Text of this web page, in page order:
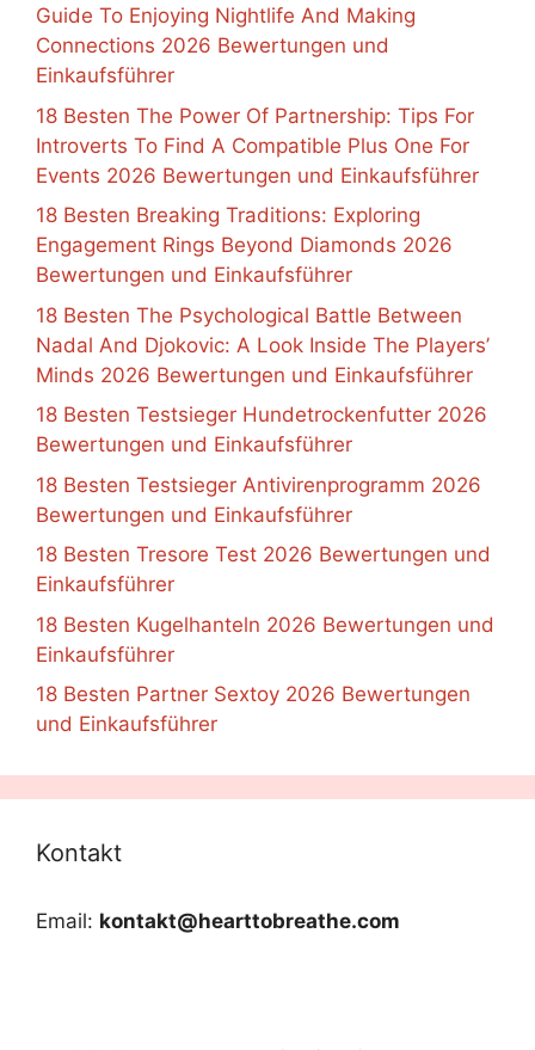
Guide To Enjoying Nightlife And Making
Connections 2026 Bewertungen und
Einkaufsführer
18 Besten The Power Of Partnership: Tips For
Introverts To Find A Compatible Plus One For
Events 2026 Bewertungen und Einkaufsführer
18 Besten Breaking Traditions: Exploring
Engagement Rings Beyond Diamonds 2026
Bewertungen und Einkaufsführer
18 Besten The Psychological Battle Between
Nadal And Djokovic: A Look Inside The Players’
Minds 2026 Bewertungen und Einkaufsführer
18 Besten Testsieger Hundetrockenfutter 2026
Bewertungen und Einkaufsführer
18 Besten Testsieger Antivirenprogramm 2026
Bewertungen und Einkaufsführer
18 Besten Tresore Test 2026 Bewertungen und
Einkaufsführer
18 Besten Kugelhanteln 2026 Bewertungen und
Einkaufsführer
18 Besten Partner Sextoy 2026 Bewertungen
und Einkaufsführer
Kontakt
Email: kontakt@hearttobreathe.com